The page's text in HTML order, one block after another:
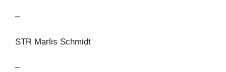
–
STR Marlis Schmidt
–